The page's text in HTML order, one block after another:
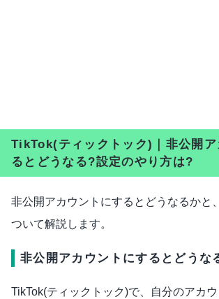
TikTok(ティックトック)｜非公開ア
るとどうなる?設定のやり方は?
非公開アカウントにするとどうなるかと
ついて解説します。
非公開アカウントにするとどうな
TikTok(ティックトック)で、自分のアカ